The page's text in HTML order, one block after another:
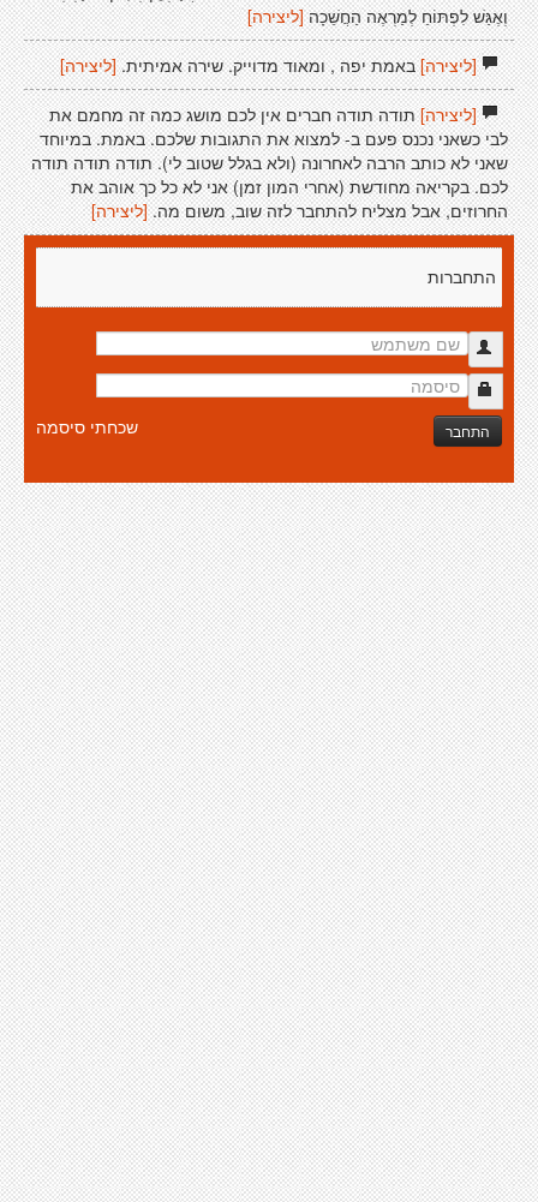
וְאֶגַּשׁ לִפְתּוֹחַ לְמַרְאֶה הַחֲשֵׁכָה [ליצירה]
[ליצירה]באמת יפה , ומאוד מדוייק. שירה אמיתית. [ליצירה]
[ליצירה]תודה תודה חברים אין לכם מושג כמה זה מחמם את
לבי כשאני נכנס פעם ב- למצוא את התגובות שלכם. באמת. במיוחד
שאני לא כותב הרבה לאחרונה (ולא בגלל שטוב לי). תודה תודה תודה
לכם. בקריאה מחודשת (אחרי המון זמן) אני לא כל כך אוהב את
החרוזים, אבל מצליח להתחבר לזה שוב, משום מה.[ליצירה]
התחברות
התחבר שכחתי סיסמה